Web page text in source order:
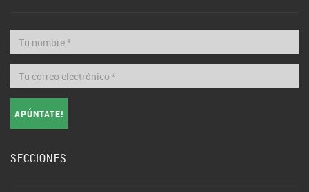
APÚNTATE!
SECCIONES